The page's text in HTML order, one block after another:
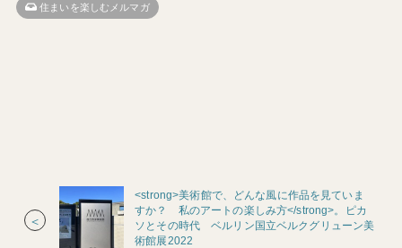
住まいを楽しむメルマガ
＜
<strong>美術館で、どんな風に作品を見ていま
すか？ 私のアートの楽しみ方</strong>。ピカ
ソとその時代 ベルリン国立ベルクグリューン美
術館展2022